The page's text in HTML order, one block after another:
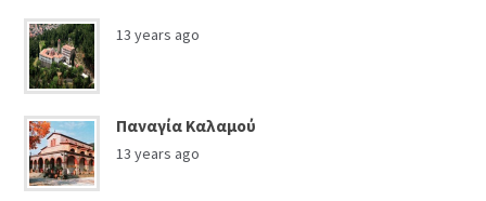
13 years ago
Παναγία Καλαμού
13 years ago